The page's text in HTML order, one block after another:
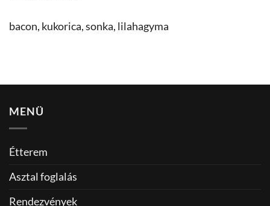
bacon, kukorica, sonka, lilahagyma
MENÜ
Étterem
Asztal foglalás
Rendezvények